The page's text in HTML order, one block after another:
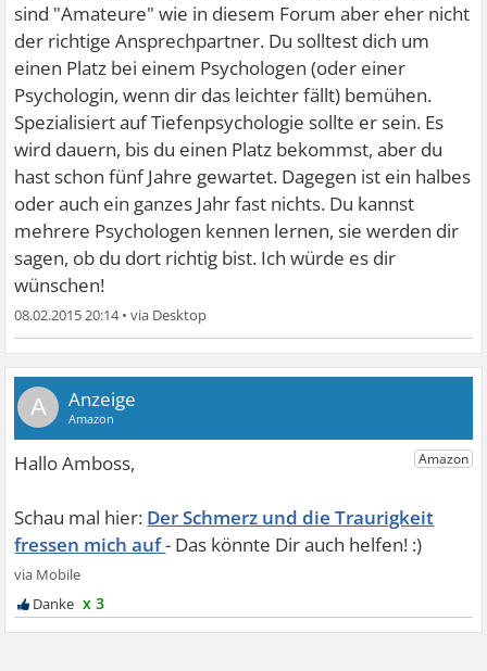
sind "Amateure" wie in diesem Forum aber eher nicht
der richtige Ansprechpartner. Du solltest dich um
einen Platz bei einem Psychologen (oder einer
Psychologin, wenn dir das leichter fällt) bemühen.
Spezialisiert auf Tiefenpsychologie sollte er sein. Es
wird dauern, bis du einen Platz bekommst, aber du
hast schon fünf Jahre gewartet. Dagegen ist ein halbes
oder auch ein ganzes Jahr fast nichts. Du kannst
mehrere Psychologen kennen lernen, sie werden dir
sagen, ob du dort richtig bist. Ich würde es dir
wünschen!
08.02.2015 20:14•
A
Der Schmerz und die Traurigkeit
fressen mich auf
x 3